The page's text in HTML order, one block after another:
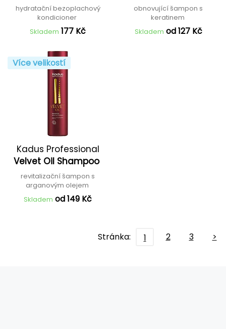
hydratační bezoplachový
kondicioner
Skladem 177 Kč
obnovující šampon s
keratinem
Skladem od 127 Kč
Více velikostí
Kadus Professional
Velvet Oil Shampoo
revitalizační šampon s
arganovým olejem
Skladem od 149 Kč
Stránka: 1 2 3 >